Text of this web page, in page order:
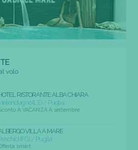
volo
RISTORANTE ALBA CHIARA
(LE) / Puglia
A VACANZA A settembre
VILLA A MARE
(FG) / Puglia
smart